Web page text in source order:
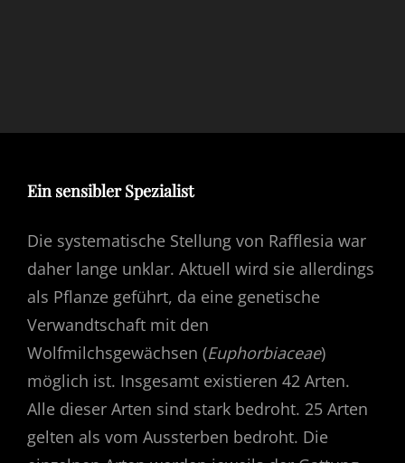
Ein sensibler Spezialist
Die systematische Stellung von Rafflesia war
daher lange unklar. Aktuell wird sie allerdings
als Pflanze geführt, da eine genetische
Verwandtschaft mit den
Wolfmilchsgewächsen (Euphorbiaceae)
möglich ist. Insgesamt existieren 42 Arten.
Alle dieser Arten sind stark bedroht. 25 Arten
gelten als vom Aussterben bedroht. Die